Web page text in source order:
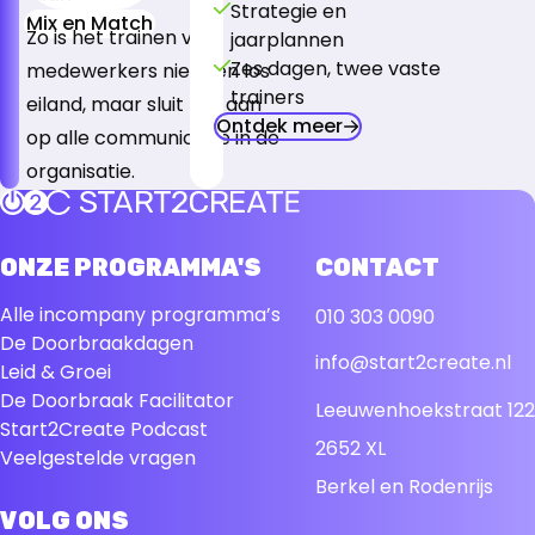
Mix en Match
Zo is het trainen van
medewerkers niet een los
eiland, maar sluit het aan
op alle communicatie in de
organisatie.
Strategie en
jaarplannen
Zes dagen, twee vaste
trainers
Ontdek meer
Terug naar de startpagina
ONZE PROGRAMMA'S
Alle incompany programma’s
De Doorbraakdagen
Leid & Groei
De Doorbraak Facilitator
Start2Create Podcast
Veelgestelde vragen
CONTACT
010 303 0090
info@start2create.nl
Leeuwenhoekstraat 122
2652 XL
Berkel en Rodenrijs
VOLG ONS